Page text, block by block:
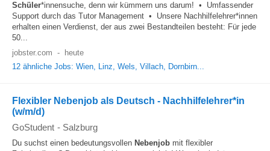
Schüler*innensuche, denn wir kümmern uns darum! • Umfassender
Support durch das Tutor Management • Unsere Nachhilfelehrer*innen
erhalten einen Verdienst, der aus zwei Bestandteilen besteht: Für jede
50...
jobster.com -
heute
12 ähnliche Jobs: Wien, Linz, Wels, Villach, Dornbirn...
Flexibler Nebenjob als Deutsch - Nachhilfelehrer*in
(w/m/d)
GoStudent - Salzburg
Du suchst einen bedeutungsvollen Nebenjob mit flexibler